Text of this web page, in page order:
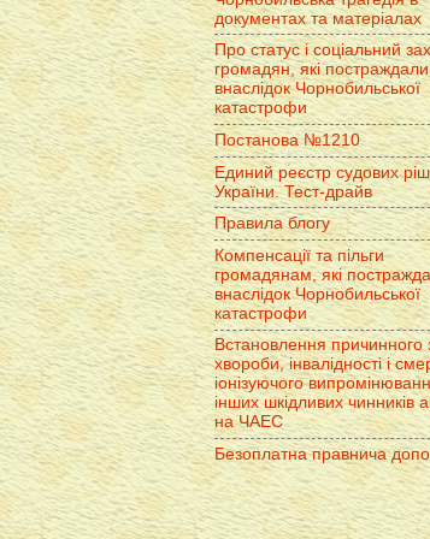
документах та матеріалах
Про статус і соціальний
громадян, які постраждали
внаслідок Чорнобильської
катастрофи
Постанова №1210
Единий реєстр судових
України. Тест-драйв
Правила блогу
Компенсації та пільги
громадянам, які
внаслідок Чорнобильської
катастрофи
Встановлення причинного
хвороби, інвалідності і
іонізуючого
інших шкідливих чинників
на ЧАЕС
Безоплатна правнича